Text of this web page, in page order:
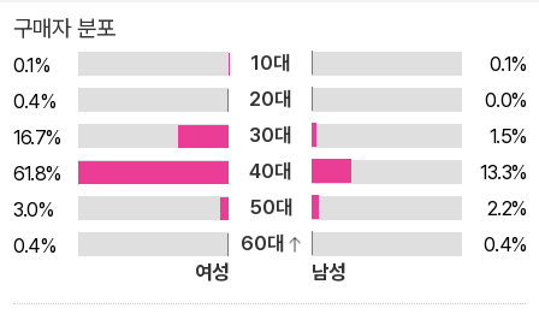
스럽게 코딩에 대한 지식을 쌓을 수 있다. 로봇 공룡을 만들어 로
봇 공룡 대전에 참가하는 이야기를 통해 로봇이란 무엇인지, 로봇
은 어떻게 움직이는지, 코딩이란 무엇이며 왜 하는 것인지, 컴퓨
터 하드웨어와 소프트웨어는 무엇인지를 알아본다. 더불어 어린
이들이 재미있어 하는 공룡에 대한 상식도 알아볼 수 있도록 하였
다. 코딩을 주제로 하는 이야기는 12권까지 계속될 예정이다. 이
와 같은 이야기 전개 과정에서 벌어지는 주인공들의 엉뚱하고 황
당한 행동은 학습 만화도 이렇게 재미있을 수 있구나 하는 감탄을
자아내게 만든다. 특히 작가들 특유의 기발하고 자유분방한 상상
구매자 분포
0.1% 10대
0.1%
0.4%
20대
0.0%
16.7%
30대
1.5%
61.8%
40대
13.3%
3.0%
50대
2.2%
0.4%
60대
0.4%
여성
남성